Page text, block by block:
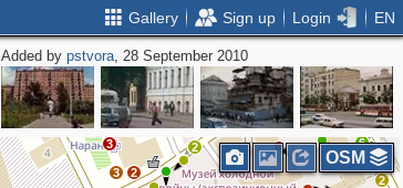
Gallery Sign up Login EN
Added bypstvora, 28 September 2010
5
10
3
5
4
8
11
6
2
3
2
2
3
3
4
OSM